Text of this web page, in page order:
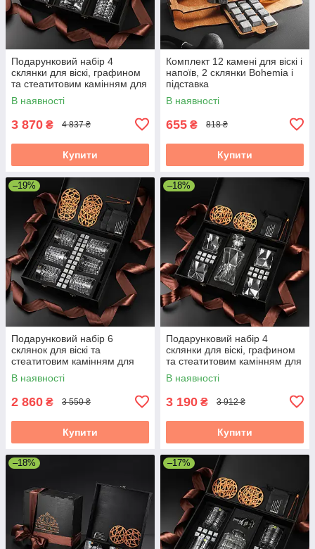
Подарунковий набір 4
склянки для віскі, графином
та стеатитовим камінням для
охолодження віскі. 4 шт.
склянок Bohemia Diamond
В наявності
3 870 ₴ 4 837 ₴
Купити
Комплект 12 камені для віскі і
напоїв, 2 склянки Bohemia і
підставка
В наявності
655 ₴ 818 ₴
Купити
–19%
Подарунковий набір 6
склянок для віскі та
стеатитовим камінням для
охолодження віскі. 6 шт.
склянок Bohemia Diamond
В наявності
2 860 ₴ 3 550 ₴
Купити
–18%
Подарунковий набір 4
склянки для віскі, графином
та стеатитовим камінням для
охолодження віскі. 4 шт.
склянок Bormioli Rocco
В наявності
3 190 ₴ 3 912 ₴
Купити
–18% –17%